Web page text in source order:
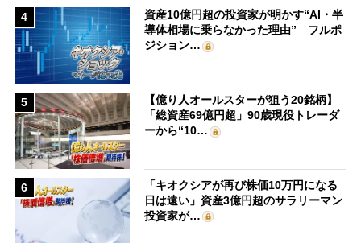
4
資産10億円超の投資家が明かす“AI・半
導体相場に乗らなかった理由” フルポ
ジション…
5
【億り人オールスターが狙う20銘柄】
「総資産69億円超」90歳現役トレーダ
ーから“10…
6
「キオクシアが再び株価10万円になる
日は遠い」資産3億円超のサラリーマン
投資家が…